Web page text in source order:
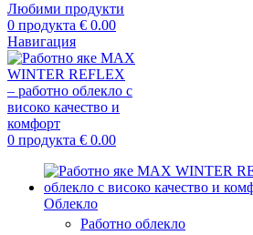
Любими продукти
0 продукта € 0.00
Навигация
0 продукта € 0.00
Облекло
Работно облекло